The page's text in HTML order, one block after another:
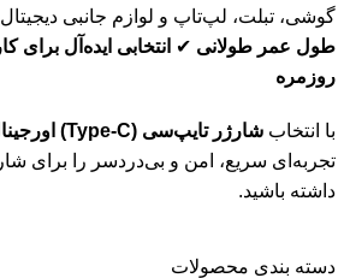
دسته‌ بندی محصولات
گوشی، تبلت، لپ‌تاپ و لوازم جانبی
طول عمر طولانی ✔ انتخابی ایده‌آل برای
روزمره
با انتخاب شارژر تایپ‌سی (Type-C) اورجینال و باکیفیت
تجربه‌ای سریع، امن و بی‌دردسر را برای
داشته باشید.